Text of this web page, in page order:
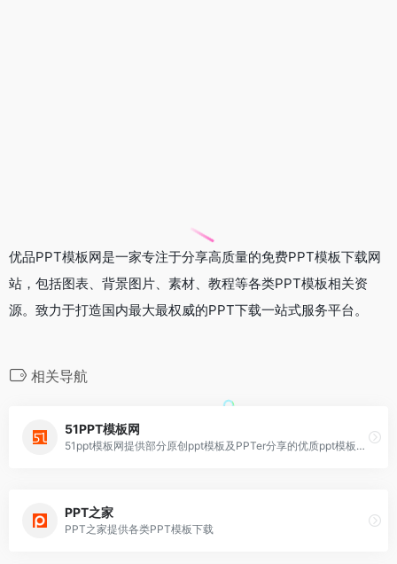
优品PPT模板网是一家专注于分享高质量的免费PPT模板下载网
站，包括图表、背景图片、素材、教程等各类PPT模板相关资
源。致力于打造国内最大最权威的PPT下载一站式服务平台。
相关导航
51PPT模板网
51ppt模板网提供部分原创ppt模板及PPTer分享的优质ppt模板下载
PPT之家
PPT之家提供各类PPT模板下载